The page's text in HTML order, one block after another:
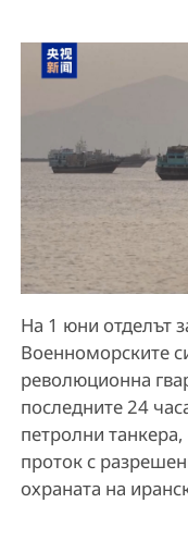
На 1 юни отделът
Военноморските
революционна
последните 24
петролни
проток с
охраната на